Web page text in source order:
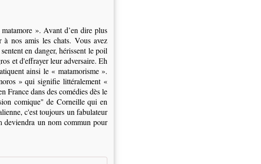
». Avant d’en dire plus
nos amis les chats. Vous avez
en danger, hérissent le poil
et d'effrayer leur adversaire. Eh
ainsi le « matamorisme ».
» qui signifie littéralement «
France dans des comédies dès le
comique" de Corneille qui en
c'est toujours un fabulateur
deviendra un nom commun pour